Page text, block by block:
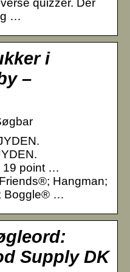
quizzer. Der
…
i
–
19 point …
Hangman;
Boggle® …
Supply DK